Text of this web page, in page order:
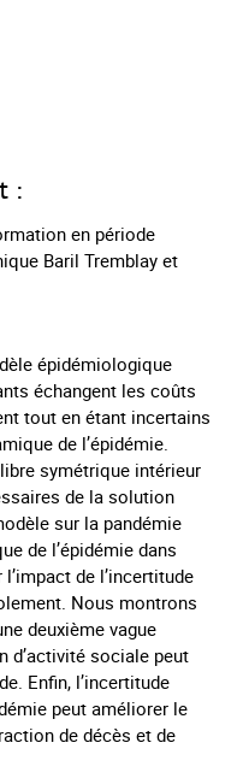
:
en période
Baril Tremblay et
épidémiologique
échangent les coûts
tout en étant incertains
de l’épidémie.
symétrique intérieur
de la solution
sur la pandémie
de l’épidémie dans
de l’incertitude
Nous montrons
deuxième vague
d’activité sociale peut
Enfin, l’incertitude
peut améliorer le
de décès et de